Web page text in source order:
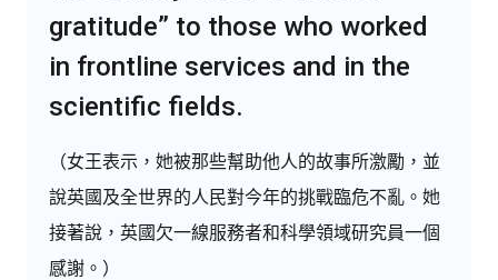
gratitude” to those who worked
in frontline services and in the
scientific fields.
（女王表示，她被那些幫助他人的故事所激勵，並
說英國及全世界的人民對今年的挑戰臨危不亂。她
接著說，英國欠一線服務者和科學領域研究員一個
感謝。）